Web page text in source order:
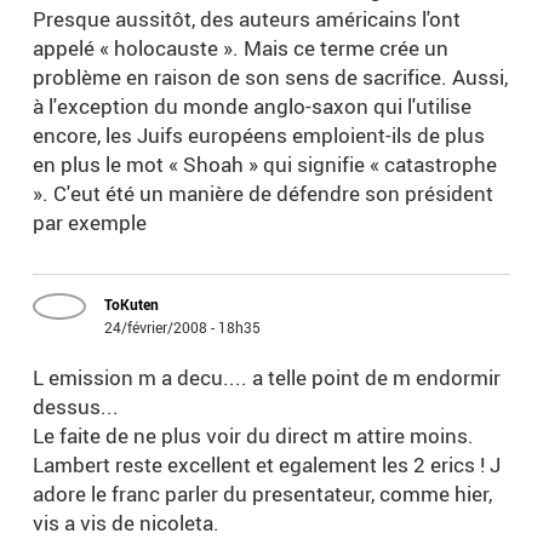
Presque aussitôt, des auteurs américains l'ont
appelé « holocauste ». Mais ce terme crée un
problème en raison de son sens de sacrifice. Aussi,
à l'exception du monde anglo-saxon qui l'utilise
encore, les Juifs européens emploient-ils de plus
en plus le mot « Shoah » qui signifie « catastrophe
». C'eut été un manière de défendre son président
par exemple
ToKuten
24/février/2008 - 18h35
L emission m a decu.... a telle point de m endormir
dessus...
Le faite de ne plus voir du direct m attire moins.
Lambert reste excellent et egalement les 2 erics ! J
adore le franc parler du presentateur, comme hier,
vis a vis de nicoleta.